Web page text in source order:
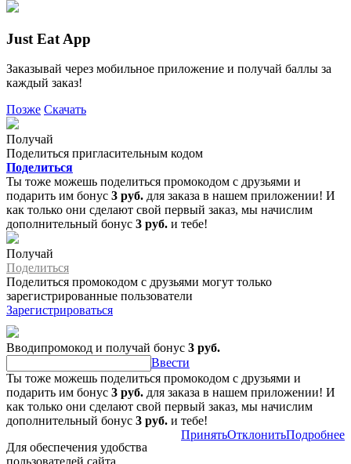
Just Eat App
Заказывай через мобильное приложение и получай баллы за
каждый заказ!
Позже Скачать
Получай
Поделиться пригласительным кодом
Поделиться
Ты тоже можешь поделиться промокодом с друзьями и
подарить им бонус 3 руб. для заказа в нашем приложении! И
как только они сделают свой первый заказ, мы начислим
дополнительный бонус 3 руб. и тебе!
Получай
Поделиться
Поделиться промокодом с друзьями могут только
зарегистрированные пользователи
Зарегистрироваться
Вводипромокод и получай бонус 3 руб.
Ввести
Ты тоже можешь поделиться промокодом с друзьями и
подарить им бонус 3 руб. для заказа в нашем приложении! И
как только они сделают свой первый заказ, мы начислим
дополнительный бонус 3 руб. и тебе!
Для обеспечения удобства
ПринятьОтклонитьПодробнее